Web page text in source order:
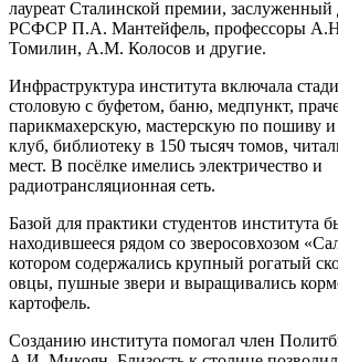
лауреат Сталинской премии, заслуженный
РСФСР П.А. Мантейфель, профессоры
Томилин, А.М. Колосов и другие.
Инфраструктура института включала
столовую с буфетом, баню, медпункт,
парикмахерскую, мастерскую по пошиву
клуб, библиотеку в 150 тысяч томов,
мест. В посёлке имелись электричество и
радиотрансляционная сеть.
Базой для практики студентов института
находившееся рядом со зверосовхозом
котором содержались крупный рогатый
овцы, пушные звери и выращивались
картофель.
Созданию института помогал член